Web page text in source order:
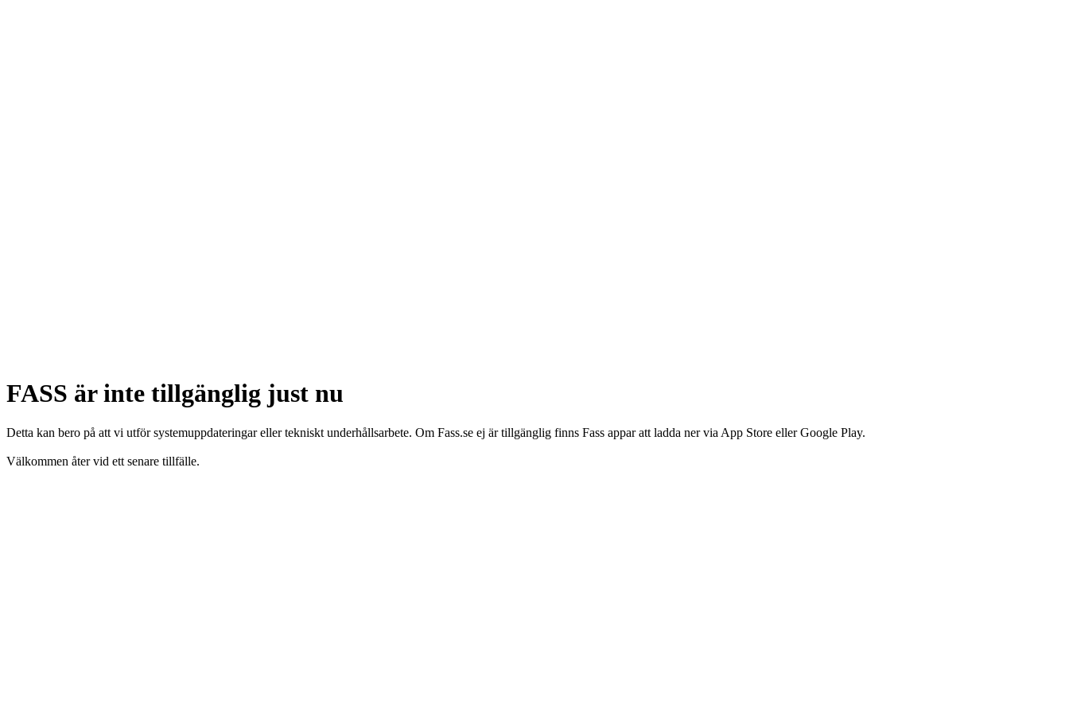
FASS är inte tillgänglig just nu
Detta kan bero på att vi utför systemuppdateringar eller tekniskt underhållsarbete. Om Fass.se ej är tillgänglig finns Fass appar att ladda ner via App Store eller Google Play.
Välkommen åter vid ett senare tillfälle.